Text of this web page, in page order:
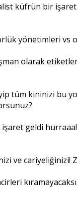
küfrün bir
yönetimleri vs
olarak
tüm kininizi bu
geldi
ve cariyeliğinizi!